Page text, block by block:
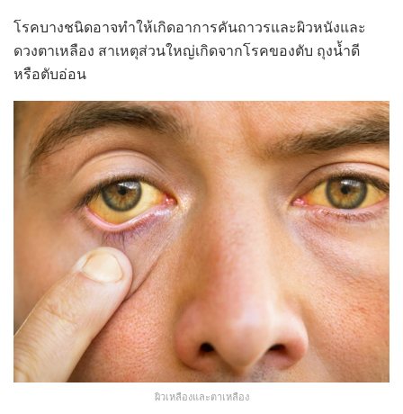
โรคบางชนิดอาจทำให้เกิดอาการคันถาวรและผิวหนังและ
ดวงตาเหลือง สาเหตุส่วนใหญ่เกิดจากโรคของตับ ถุงน้ำดี
หรือตับอ่อน
ผิวเหลืองและตาเหลือง